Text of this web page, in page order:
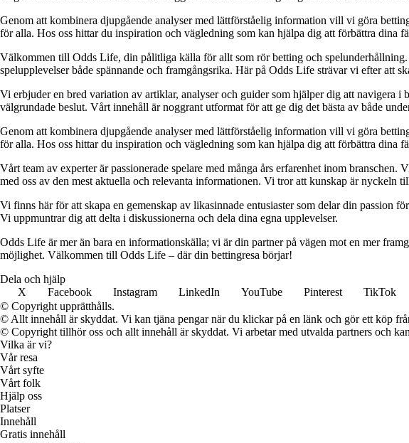
Genom att kombinera djupgående analyser med lättförståelig information vill vi göra
för alla. Hos oss hittar du inspiration och vägledning som kan hjälpa dig att förbättra dina
Välkommen till Odds Life, din pålitliga källa för allt som rör betting och
spelupplevelser både spännande och framgångsrika. Här på Odds Life strävar vi efter att
Vi erbjuder en bred variation av artiklar, analyser och guider som hjälper dig att navigera
välgrundade beslut. Vårt innehåll är noggrant utformat för att ge dig det bästa av både
Genom att kombinera djupgående analyser med lättförståelig information vill vi göra
för alla. Hos oss hittar du inspiration och vägledning som kan hjälpa dig att förbättra dina
Vårt team av experter är passionerade spelare med många års erfarenhet inom
med oss av den mest aktuella och relevanta informationen. Vi tror att kunskap är nyckeln
Vi finns här för att skapa en gemenskap av likasinnade entusiaster som delar din passion
Vi uppmuntrar dig att delta i diskussionerna och dela dina egna upplevelser.
Odds Life är mer än bara en informationskälla; vi är din partner på vägen mot en mer
möjlighet. Välkommen till Odds Life – där din bettingresa börjar!
Dela och hjälp
X
Facebook Instagram LinkedIn YouTube Pinterest TikTok
© Copyright upprätthålls.
© Allt innehåll är skyddat. Vi kan tjäna pengar när du klickar på en länk och gör ett köp
© Copyright tillhör oss och allt innehåll är skyddat. Vi arbetar med utvalda partners och
Vilka är vi?
Vår resa
Vårt syfte
Vårt folk
Hjälp oss
Platser
Innehåll
Gratis innehåll